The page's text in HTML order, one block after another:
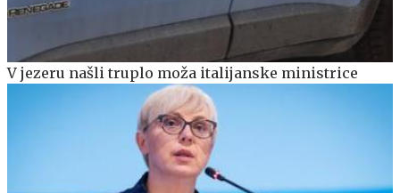
V jezeru našli truplo moža italijanske ministrice